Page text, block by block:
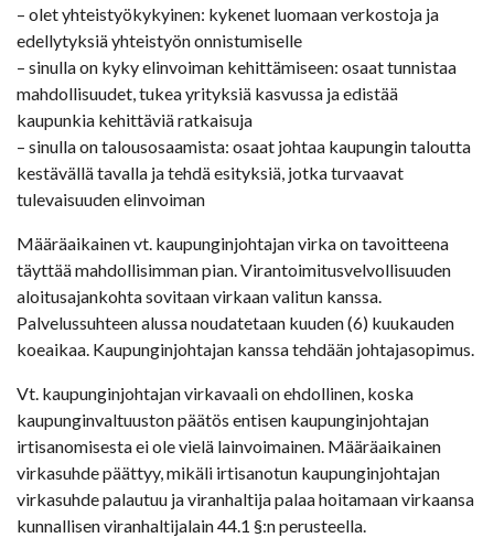
– olet yhteistyökykyinen: kykenet luomaan verkostoja ja
edellytyksiä yhteistyön onnistumiselle
– sinulla on kyky elinvoiman kehittämiseen: osaat tunnistaa
mahdollisuudet, tukea yrityksiä kasvussa ja edistää
kaupunkia kehittäviä ratkaisuja
– sinulla on talousosaamista: osaat johtaa kaupungin taloutta
kestävällä tavalla ja tehdä esityksiä, jotka turvaavat
tulevaisuuden elinvoiman
Määräaikainen vt. kaupunginjohtajan virka on tavoitteena
täyttää mahdollisimman pian. Virantoimitusvelvollisuuden
aloitusajankohta sovitaan virkaan valitun kanssa.
Palvelussuhteen alussa noudatetaan kuuden (6) kuukauden
koeaikaa. Kaupunginjohtajan kanssa tehdään johtajasopimus.
Vt. kaupunginjohtajan virkavaali on ehdollinen, koska
kaupunginvaltuuston päätös entisen kaupunginjohtajan
irtisanomisesta ei ole vielä lainvoimainen. Määräaikainen
virkasuhde päättyy, mikäli irtisanotun kaupunginjohtajan
virkasuhde palautuu ja viranhaltija palaa hoitamaan virkaansa
kunnallisen viranhaltijalain 44.1 §:n perusteella.